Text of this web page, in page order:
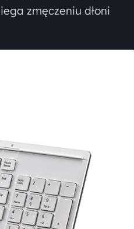
zmęczeniu dłoni